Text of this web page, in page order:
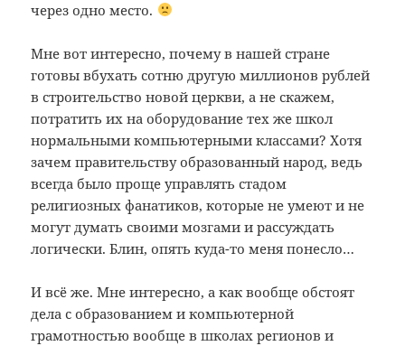
через одно место.
Мне вот интересно, почему в нашей стране
готовы вбухать сотню другую миллионов рублей
в строительство новой церкви, а не скажем,
потратить их на оборудование тех же школ
нормальными компьютерными классами? Хотя
зачем правительству образованный народ, ведь
всегда было проще управлять стадом
религиозных фанатиков, которые не умеют и не
могут думать своими мозгами и рассуждать
логически. Блин, опять куда-то меня понесло…
И всё же. Мне интересно, а как вообще обстоят
дела с образованием и компьютерной
грамотностью вообще в школах регионов и